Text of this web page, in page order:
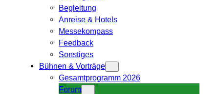
Begleitung
Anreise & Hotels
Messekompass
Feedback
Sonstiges
Bühnen & Vorträge
Gesamtprogramm 2026
Forum